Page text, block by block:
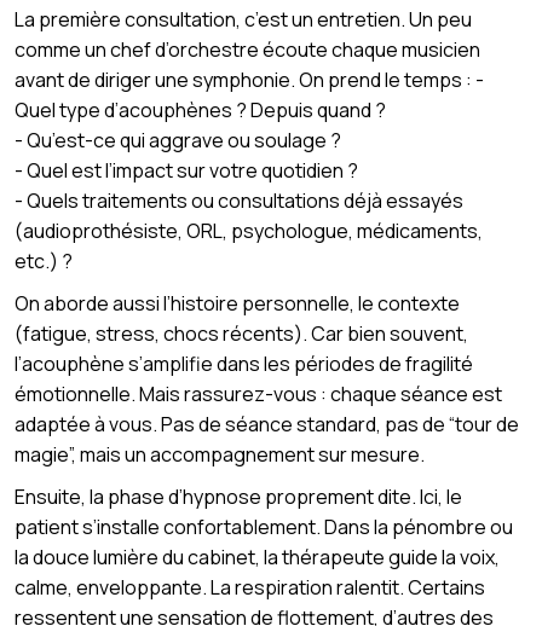
La première consultation, c’est un entretien. Un peu
comme un chef d’orchestre écoute chaque musicien
avant de diriger une symphonie. On prend le temps : -
Quel type d’acouphènes ? Depuis quand ?
- Qu’est-ce qui aggrave ou soulage ?
- Quel est l’impact sur votre quotidien ?
- Quels traitements ou consultations déjà essayés
(audioprothésiste, ORL, psychologue, médicaments,
etc.) ?
On aborde aussi l’histoire personnelle, le contexte
(fatigue, stress, chocs récents). Car bien souvent,
l’acouphène s’amplifie dans les périodes de fragilité
émotionnelle. Mais rassurez-vous : chaque séance est
adaptée à vous. Pas de séance standard, pas de “tour de
magie”, mais un accompagnement sur mesure.
Ensuite, la phase d’hypnose proprement dite. Ici, le
patient s’installe confortablement. Dans la pénombre ou
la douce lumière du cabinet, la thérapeute guide la voix,
calme, enveloppante. La respiration ralentit. Certains
ressentent une sensation de flottement, d’autres des